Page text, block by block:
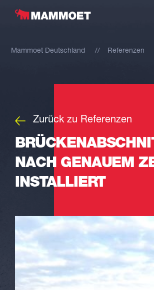
Mammoet Deutschland Referenzen
Zurück zu Referenzen
NACH GENAUEM
INSTALLIERT